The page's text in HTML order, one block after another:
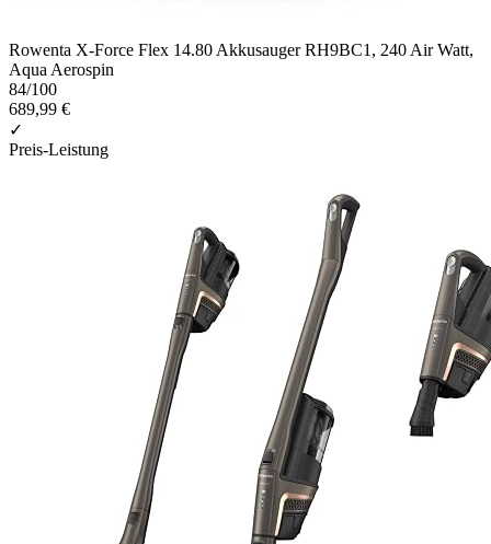
Rowenta X-Force Flex 14.80 Akkusauger RH9BC1, 240 Air Watt,
Aqua Aerospin
84/100
689,99 €
✓
Preis-Leistung